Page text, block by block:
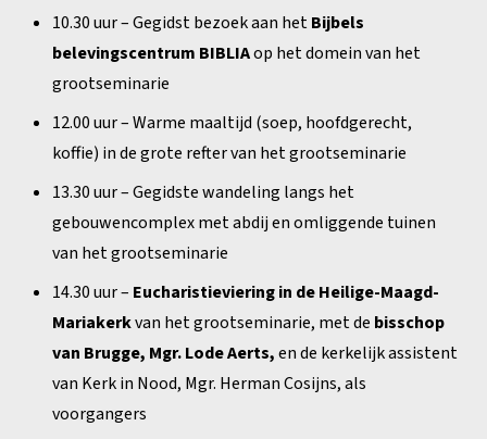
10.30 uur – Gegidst bezoek aan hetBijbels
belevingscentrum BIBLIAop het domein van het
grootseminarie
12.00 uur – Warme maaltijd (soep, hoofdgerecht,
koffie) in de grote refter van het grootseminarie
13.30 uur – Gegidste wandeling langs het
gebouwencomplex met abdij en omliggende tuinen
van het grootseminarie
14.30 uur – Eucharistieviering in de Heilige-Maagd-
Mariakerkvan het grootseminarie, met de bisschop
van Brugge, Mgr. Lode Aerts,en de kerkelijk assistent
van Kerk in Nood, Mgr. Herman Cosijns, als
voorgangers